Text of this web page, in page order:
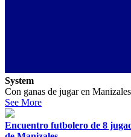
System
Con ganas de jugar en
See More
Encuentro futbolero de 8